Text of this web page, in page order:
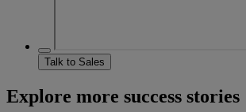
Talk to Sales
Explore more success stories